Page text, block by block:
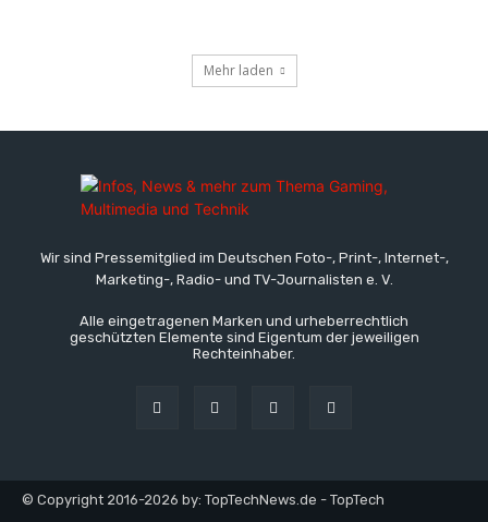
Mehr laden
Wir sind Pressemitglied im Deutschen Foto-, Print-, Internet-,
Marketing-, Radio- und TV-Journalisten e. V.
Alle eingetragenen Marken und urheberrechtlich
geschützten Elemente sind Eigentum der jeweiligen
Rechteinhaber.
© Copyright 2016-2026 by: TopTechNews.de - TopTech